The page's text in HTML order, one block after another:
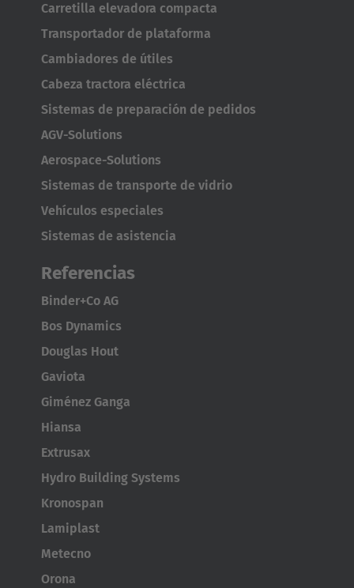
Carretilla elevadora compacta
Transportador de plataforma
Cambiadores de útiles
Cabeza tractora eléctrica
Sistemas de preparación de pedidos
AGV-Solutions
Aerospace-Solutions
Sistemas de transporte de vidrio
Vehículos especiales
Sistemas de asistencia
Referencias
Binder+Co AG
Bos Dynamics
Douglas Hout
Gaviota
Giménez Ganga
Hiansa
Extrusax
Hydro Building Systems
Kronospan
Lamiplast
Metecno
Orona